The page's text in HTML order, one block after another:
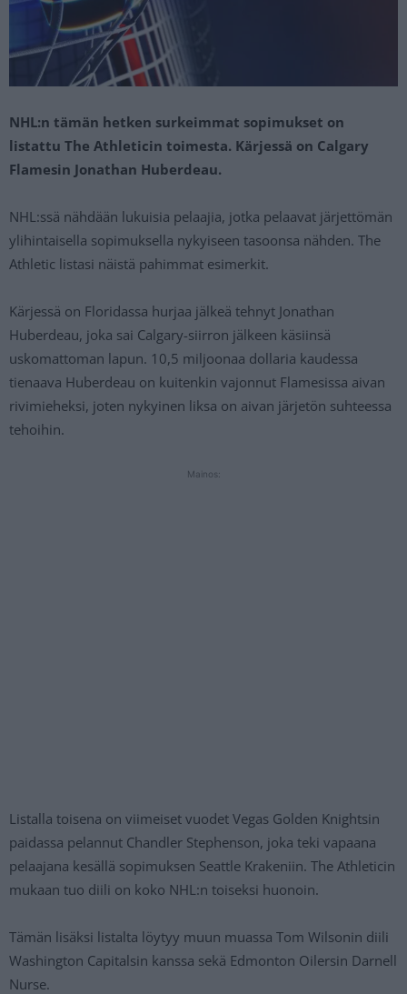
NHL:n tämän hetken surkeimmat sopimukset on
listattu The Athleticin toimesta. Kärjessä on Calgary
Flamesin Jonathan Huberdeau.
NHL:ssä nähdään lukuisia pelaajia, jotka pelaavat järjettömän
ylihintaisella sopimuksella nykyiseen tasoonsa nähden. The
Athletic listasi näistä pahimmat esimerkit.
Kärjessä on Floridassa hurjaa jälkeä tehnyt Jonathan
Huberdeau, joka sai Calgary-siirron jälkeen käsiinsä
uskomattoman lapun. 10,5 miljoonaa dollaria kaudessa
tienaava Huberdeau on kuitenkin vajonnut Flamesissa aivan
rivimieheksi, joten nykyinen liksa on aivan järjetön suhteessa
tehoihin.
Mainos:
Listalla toisena on viimeiset vuodet Vegas Golden Knightsin
paidassa pelannut Chandler Stephenson, joka teki vapaana
pelaajana kesällä sopimuksen Seattle Krakeniin. The Athleticin
mukaan tuo diili on koko NHL:n toiseksi huonoin.
Tämän lisäksi listalta löytyy muun muassa Tom Wilsonin diili
Washington Capitalsin kanssa sekä Edmonton Oilersin Darnell
Nurse.